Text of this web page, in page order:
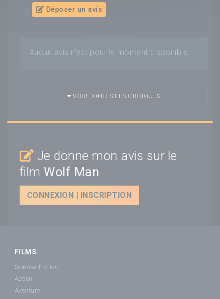
Déposer un avis
Aucun avis n'est pour le moment disponible.
VOIR TOUTES LES CRITIQUES
Je donne mon avis sur le
film Wolf Man
CONNEXION | INSCRIPTION
FILMS
Science-Fiction
Action
Aventure